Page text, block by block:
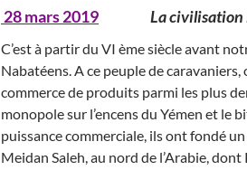
28 mars 2019 La civilisation
C’est à partir du VI ème siècle avant
Nabatéens. A ce peuple de
commerce de produits parmi les plus
monopole sur l’encens du Yémen et le
puissance commerciale, ils ont fondé
Meidan Saleh, au nord de l’Arabie,